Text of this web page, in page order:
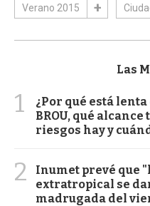
Verano 2015
Las
1
¿Por qué está
BROU, qué
riesgos hay y
2
Inumet prevé que
extratropical se
madrugada del